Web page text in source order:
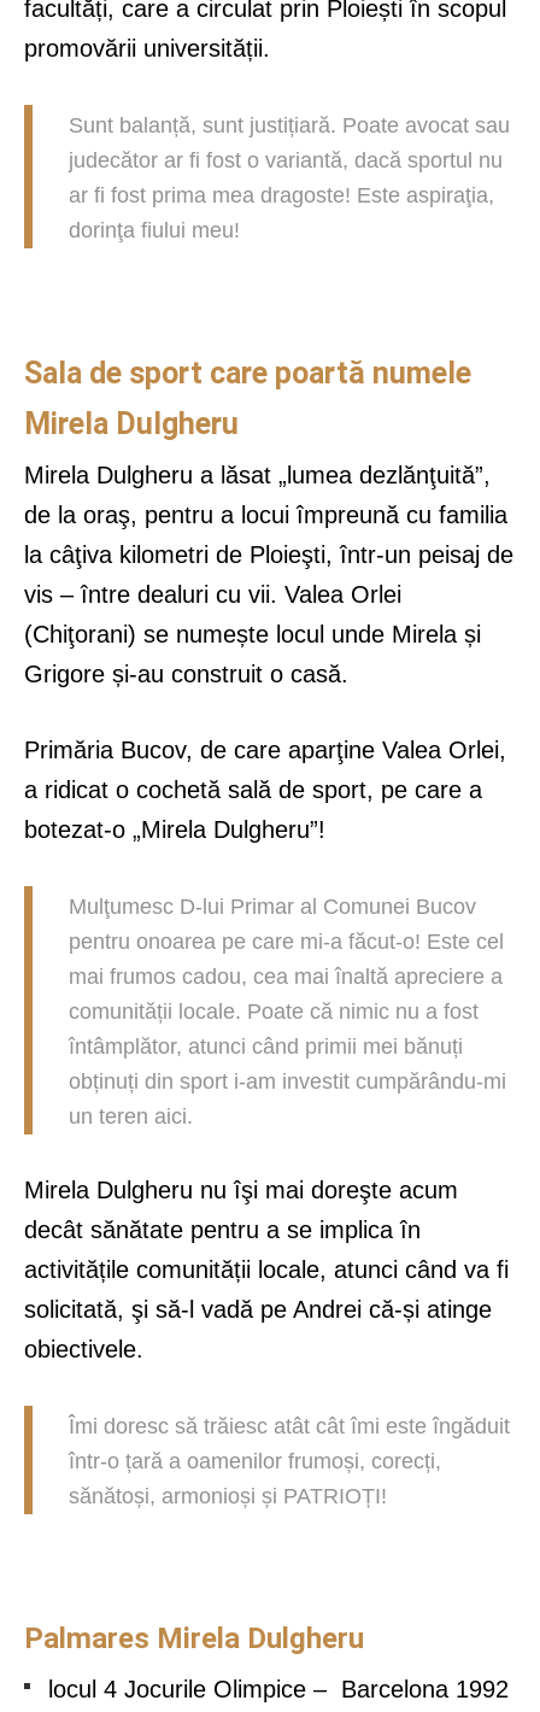
facultăți, care a circulat prin Ploiești în scopul
promovării universității.
Sunt balanță, sunt justițiară. Poate avocat sau
judecător ar fi fost o variantă, dacă sportul nu
ar fi fost prima mea dragoste! Este aspiraţia,
dorinţa fiului meu!
Sala de sport care poartă numele
Mirela Dulgheru
Mirela Dulgheru a lăsat „lumea dezlănţuită”,
de la oraş, pentru a locui împreună cu familia
la câţiva kilometri de Ploieşti, într-un peisaj de
vis – între dealuri cu vii. Valea Orlei
(Chiţorani) se numește locul unde Mirela și
Grigore și-au construit o casă.
Primăria Bucov, de care aparţine Valea Orlei,
a ridicat o cochetă sală de sport, pe care a
botezat-o „Mirela Dulgheru”!
Mulţumesc D-lui Primar al Comunei Bucov
pentru onoarea pe care mi-a făcut-o! Este cel
mai frumos cadou, cea mai înaltă apreciere a
comunității locale. Poate că nimic nu a fost
întâmplător, atunci când primii mei bănuți
obținuți din sport i-am investit cumpărându-mi
un teren aici.
Mirela Dulgheru nu îşi mai doreşte acum
decât sănătate pentru a se implica în
activitățile comunității locale, atunci când va fi
solicitată, şi să-l vadă pe Andrei că-și atinge
obiectivele.
Îmi doresc să trăiesc atât cât îmi este îngăduit
într-o țară a oamenilor frumoși, corecți,
sănătoși, armonioși și PATRIOȚI!
Palmares Mirela Dulgheru
locul 4 Jocurile Olimpice – Barcelona 1992